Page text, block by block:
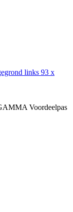
links 93 x
Voordeelpas